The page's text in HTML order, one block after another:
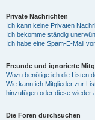
Private Nachrichten
Ich kann keine Privaten
Ich bekomme ständig
Ich habe eine Spam-E-Mail
Freunde und ignorierte
Wozu benötige ich die Listen
Wie kann ich Mitglieder zur
hinzufügen oder diese wieder
Die Foren durchsuchen